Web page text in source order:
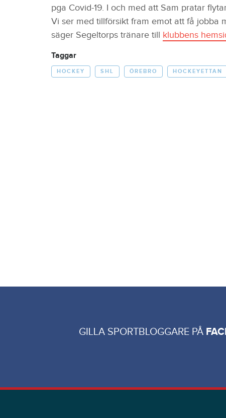
pga Covid-19. I och med att Sam pratar
Vi ser med tillförsikt fram emot att få jobba
säger Segeltorps tränare till klubbens
Taggar
HOCKEY SHL ÖREBRO HOCKEYETTAN
GILLA SPORTBLOGGARE PÅ